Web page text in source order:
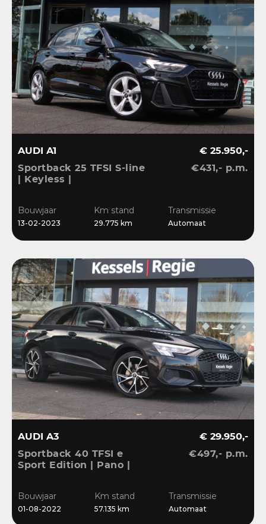
AUDI A1
Sportback 25 TFSI S-line
| Keyless |
| Navi
€ 25.950,-
€431,- p.m.
Bouwjaar
13-02-2023
Km stand
29.775 km
Transmissie
Automaat
AUDI A3
Sportback 40 TFSI e
Sport Edition | Pano |
Stoelverwarming
€ 29.950,-
€497,- p.m.
Bouwjaar
01-08-2022
Km stand
57.135 km
Transmissie
Automaat